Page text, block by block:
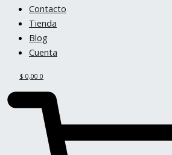
Contacto
Tienda
Blog
Cuenta
$ 0,00 0